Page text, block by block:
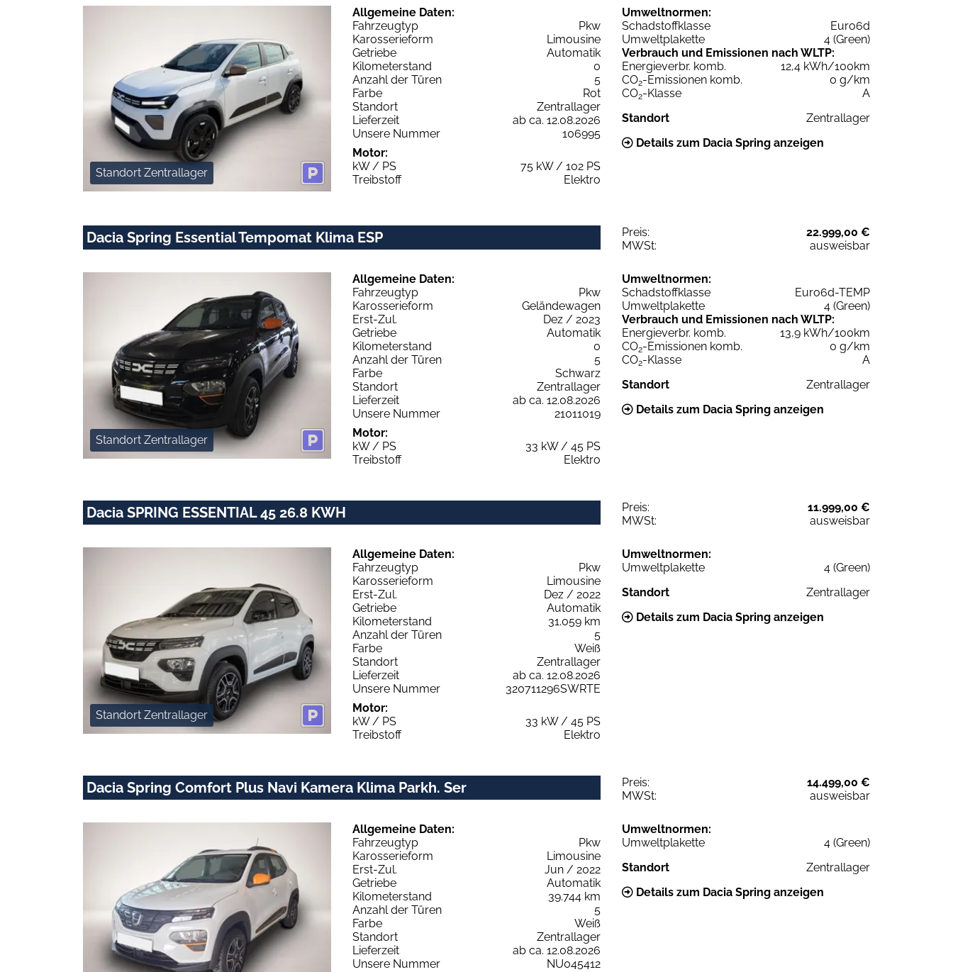
Standort Zentrallager
Allgemeine Daten:
Fahrzeugtyp
Pkw
Karosserieform
Limousine
Getriebe
Automatik
Kilometerstand
0
Anzahl der Türen
5
Farbe
Rot
Standort
Zentrallager
Lieferzeit
ab ca. 12.08.2026
Unsere Nummer
106995
Motor:
kW / PS
75 kW / 102 PS
Treibstoff
Elektro
Umweltnormen:
Schadstoffklasse
Euro6d
Umweltplakette
4 (Green)
Verbrauch und Emissionen nach WLTP:
Energieverbr. komb.
12,4 kWh/100km
CO2-Emissionen komb.
0 g/km
CO2-Klasse
A
Standort
Zentrallager
Details zum Dacia Spring anzeigen
Dacia Spring Essential Tempomat Klima ESP Preis:
22.999,00 €
MWSt:
ausweisbar
Standort Zentrallager
Allgemeine Daten:
Fahrzeugtyp
Pkw
Karosserieform
Geländewagen
Erst-Zul.
Dez / 2023
Getriebe
Automatik
Kilometerstand
0
Anzahl der Türen
5
Farbe
Schwarz
Standort
Zentrallager
Lieferzeit
ab ca. 12.08.2026
Unsere Nummer
21011019
Motor:
kW / PS
33 kW / 45 PS
Treibstoff
Elektro
Umweltnormen:
Schadstoffklasse
Euro6d-TEMP
Umweltplakette
4 (Green)
Verbrauch und Emissionen nach WLTP:
Energieverbr. komb.
13,9 kWh/100km
CO2-Emissionen komb.
0 g/km
CO2-Klasse
A
Standort
Zentrallager
Details zum Dacia Spring anzeigen
Dacia SPRING ESSENTIAL 45 26.8 KWH Preis:
11.999,00 €
MWSt:
ausweisbar
Standort Zentrallager
Allgemeine Daten:
Fahrzeugtyp
Pkw
Karosserieform
Limousine
Erst-Zul.
Dez / 2022
Getriebe
Automatik
Kilometerstand
31.059 km
Anzahl der Türen
5
Farbe
Weiß
Standort
Zentrallager
Lieferzeit
ab ca. 12.08.2026
Unsere Nummer
320711296SWRTE
Motor:
kW / PS
33 kW / 45 PS
Treibstoff
Elektro
Umweltnormen:
Umweltplakette
4 (Green)
Standort
Zentrallager
Details zum Dacia Spring anzeigen
Dacia Spring Comfort Plus Navi Kamera Klima Parkh. Ser Preis:
14.499,00 €
MWSt:
ausweisbar
Allgemeine Daten:
Fahrzeugtyp
Pkw
Karosserieform
Limousine
Erst-Zul.
Jun / 2022
Getriebe
Automatik
Kilometerstand
39.744 km
Anzahl der Türen
5
Farbe
Weiß
Standort
Zentrallager
Lieferzeit
ab ca. 12.08.2026
Unsere Nummer
NU045412
Umweltnormen:
Umweltplakette
4 (Green)
Standort
Zentrallager
Details zum Dacia Spring anzeigen